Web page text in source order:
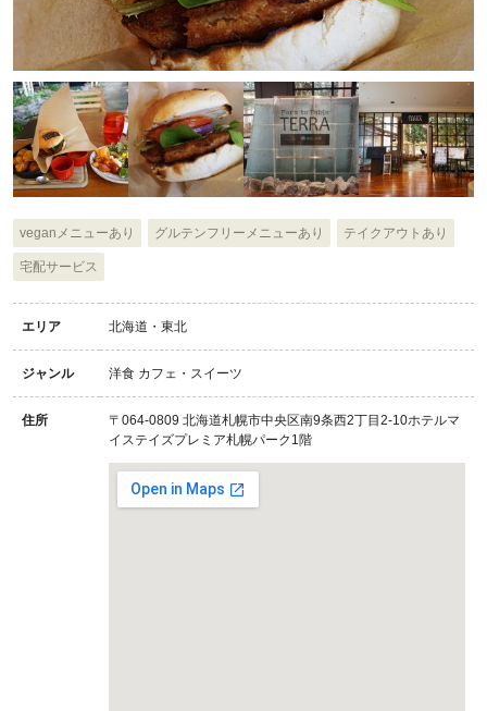
veganメニューあり グルテンフリーメニューあり テイクアウトあり
宅配サービス
エリア 北海道・東北
ジャンル 洋食 カフェ・スイーツ
住所
〒064-0809 北海道札幌市中央区南9条西2丁目2-10ホテルマ
イステイズプレミア札幌パーク1階